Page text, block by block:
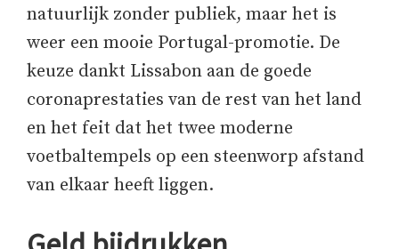
natuurlijk zonder publiek, maar het is
weer een mooie Portugal-promotie. De
keuze dankt Lissabon aan de goede
coronaprestaties van de rest van het land
en het feit dat het twee moderne
voetbaltempels op een steenworp afstand
van elkaar heeft liggen.